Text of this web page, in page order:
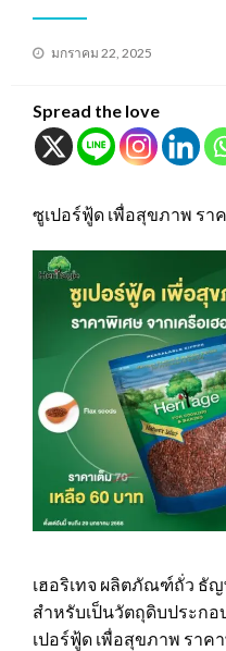
Posted
มกราคม 22, 2025
Spread the love
ซูเปอร์ฟู้ด เพื่อสุขภาพ รา
เฮอริเทจ ผลิตภัณฑ์ถั่ว ธั
สำหรับเป็นวัตถุดิบประกอ
เปอร์ฟู้ด เพื่อสุขภาพ ราค